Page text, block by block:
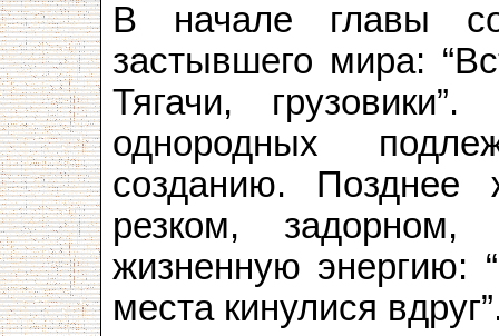
В начале главы
застывшего мира:
Тягачи,
однородных
созданию. Позднее
резком, задорном,
жизненную энергию:
места кинулися